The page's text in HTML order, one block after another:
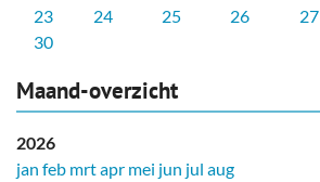
23
24 25 26 27
30
Maand-overzicht
2026
jan feb mrtapr mei jun jul aug